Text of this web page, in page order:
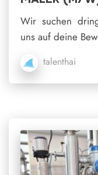
Wir suchen
uns auf deine
talenthai